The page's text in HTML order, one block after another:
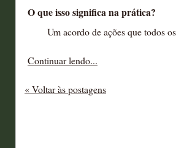
O que isso significa na prática?
Um acordo de ações que todos
Continuar lendo...
« Voltar às postagens